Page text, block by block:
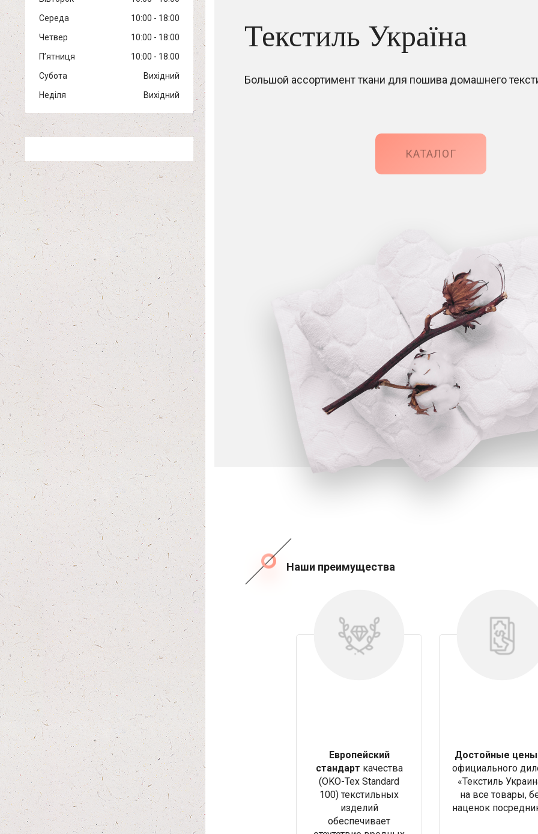
Текстиль Україна
Большой ассортимент ткани для пошива домашнего
КАТАЛОГ
Наши преимущества
Европейский
стандарт качества
(OKO-Tex Standard
100) текстильных
изделий
обеспечивает
Достойные цены
официального
«Текстиль
на все товары,
наценок
Середа
10:00
18:00
Четвер
10:00
18:00
Пʼятниця
10:00
18:00
Субота
Вихідний
Неділя
Вихідний